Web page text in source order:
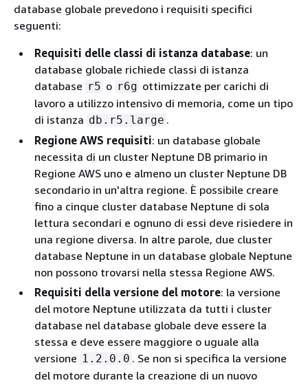
database globale prevedono i requisiti specifici
seguenti:
Requisiti delle classi di istanza database: un
database globale richiede classi di istanza
database r5 o r6g ottimizzate per carichi di
lavoro a utilizzo intensivo di memoria, come un tipo
di istanza db.r5.large .
Regione AWS requisiti: un database globale
necessita di un cluster Neptune DB primario in
Regione AWS uno e almeno un cluster Neptune DB
secondario in un'altra regione. È possibile creare
fino a cinque cluster database Neptune di sola
lettura secondari e ognuno di essi deve risiedere in
una regione diversa. In altre parole, due cluster
database Neptune in un database globale Neptune
non possono trovarsi nella stessa Regione AWS.
Requisiti della versione del motore: la versione
del motore Neptune utilizzata da tutti i cluster
database nel database globale deve essere la
stessa e deve essere maggiore o uguale alla
versione 1.2.0.0 . Se non si specifica la versione
del motore durante la creazione di un nuovo